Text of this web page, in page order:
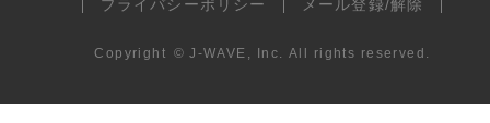
プライバシーポリシー メール登録/解除
Copyright © J-WAVE, Inc. All rights reserved.